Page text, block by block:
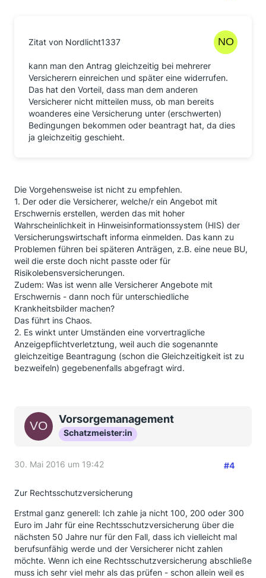
Zitat von Nordlicht1337
kann man den Antrag gleichzeitig bei mehrerer
Versicherern einreichen und später eine widerrufen.
Das hat den Vorteil, dass man dem anderen
Versicherer nicht mitteilen muss, ob man bereits
woanderes eine Versicherung unter (erschwerten)
Bedingungen bekommen oder beantragt hat, da dies
ja gleichzeitig geschieht.
Die Vorgehensweise ist nicht zu empfehlen.
1. Der oder die Versicherer, welche/r ein Angebot mit
Erschwernis erstellen, werden das mit hoher
Wahrscheinlichkeit in Hinweisinformationssystem (HIS) der
Versicherungswirtschaft informa einmelden. Das kann zu
Problemen führen bei späteren Anträgen, z.B. eine neue BU,
weil die erste doch nicht passte oder für
Risikolebensversicherungen.
Zudem: Was ist wenn alle Versicherer Angebote mit
Erschwernis - dann noch für unterschiedliche
Krankheitsbilder machen?
Das führt ins Chaos.
2. Es winkt unter Umständen eine vorvertragliche
Anzeigepflichtverletztung, weil auch die sogenannte
gleichzeitige Beantragung (schon die Gleichzeitigkeit ist zu
bezweifeln) gegebenenfalls abgefragt wird.
Vorsorgemanagement
Schatzmeister:in
30. Mai 2016 um 19:42 #4
Zur Rechtsschutzversicherung
Erstmal ganz generell: Ich zahle ja nicht 100, 200 oder 300
Euro im Jahr für eine Rechtsschutzversicherung über die
nächsten 50 Jahre nur für den Fall, dass ich vielleicht mal
berufsunfähig werde und der Versicherer nicht zahlen
möchte. Wenn ich eine Rechtsschutzversicherung abschließe
muss ich sehr viel mehr als das prüfen - schon allein weil es